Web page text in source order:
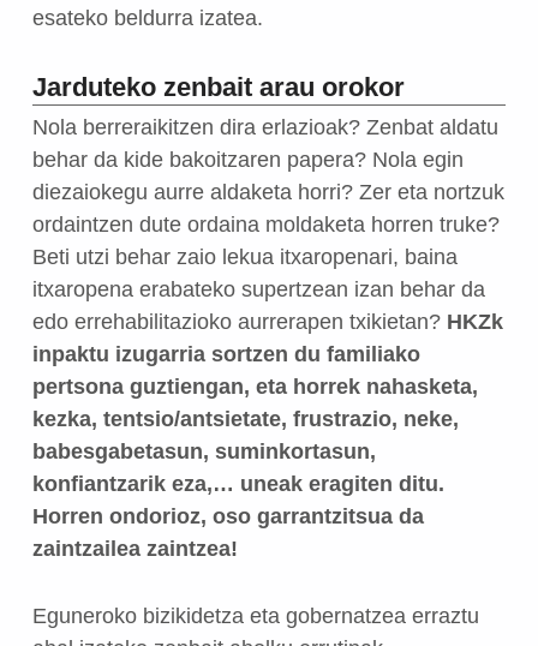
esateko beldurra izatea.
Jarduteko zenbait arau orokor
Nola berreraikitzen dira erlazioak? Zenbat aldatu
behar da kide bakoitzaren papera? Nola egin
diezaiokegu aurre aldaketa horri? Zer eta nortzuk
ordaintzen dute ordaina moldaketa horren truke?
Beti utzi behar zaio lekua itxaropenari, baina
itxaropena erabateko supertzean izan behar da
edo errehabilitazioko aurrerapen txikietan? HKZk
inpaktu izugarria sortzen du familiako
pertsona guztiengan, eta horrek nahasketa,
kezka, tentsio/antsietate, frustrazio, neke,
babesgabetasun, suminkortasun,
konfiantzarik eza,… uneak eragiten ditu.
Horren ondorioz, oso garrantzitsua da
zaintzailea zaintzea!
Eguneroko bizikidetza eta gobernatzea erraztu